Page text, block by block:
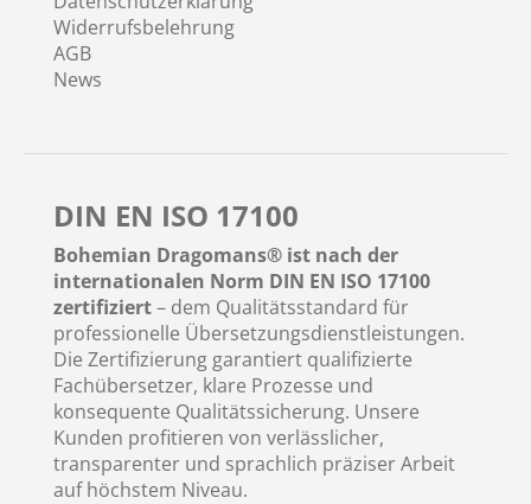
Widerrufsbelehrung
AGB
News
DIN EN ISO 17100
Bohemian Dragomans® ist nach der
internationalen Norm DIN EN ISO 17100
zertifiziert– dem Qualitätsstandard für
professionelle Übersetzungsdienstleistungen.
Die Zertifizierung garantiert qualifizierte
Fachübersetzer, klare Prozesse und
konsequente Qualitätssicherung. Unsere
Kunden profitieren von verlässlicher,
transparenter und sprachlich präziser Arbeit
auf höchstem Niveau.